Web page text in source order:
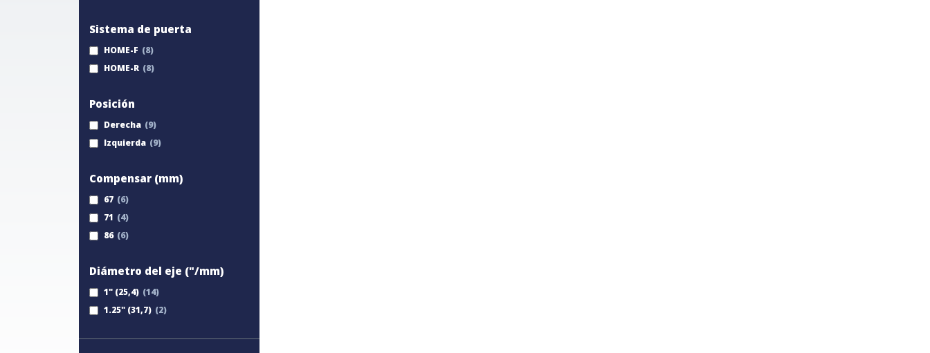
Sistema de puerta
HOME-F
HOME-R
Posición
Derecha
Izquierda
Compensar (mm)
67
71
86
Diámetro del eje ("/mm)
1" (25,4)
1.25" (31,7)